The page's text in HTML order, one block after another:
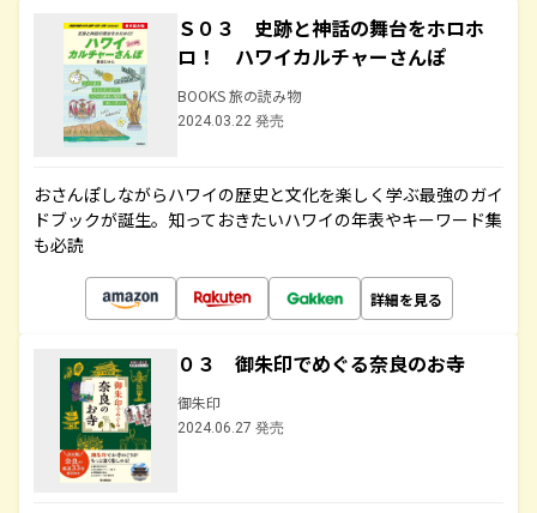
Ｓ０３ 史跡と神話の舞台をホロホ
ロ！ ハワイカルチャーさんぽ
BOOKS 旅の読み物
2024.03.22 発売
おさんぽしながらハワイの歴史と文化を楽しく学ぶ最強のガイ
ドブックが誕生。知っておきたいハワイの年表やキーワード集
も必読
詳細を見る
０３ 御朱印でめぐる奈良のお寺
御朱印
2024.06.27 発売